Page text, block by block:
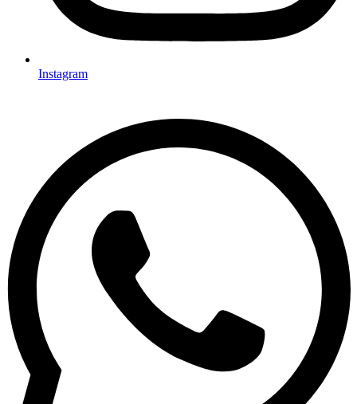
Instagram